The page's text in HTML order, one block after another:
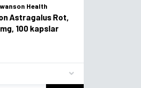
Health
Astragalus Rot,
100 kapslar